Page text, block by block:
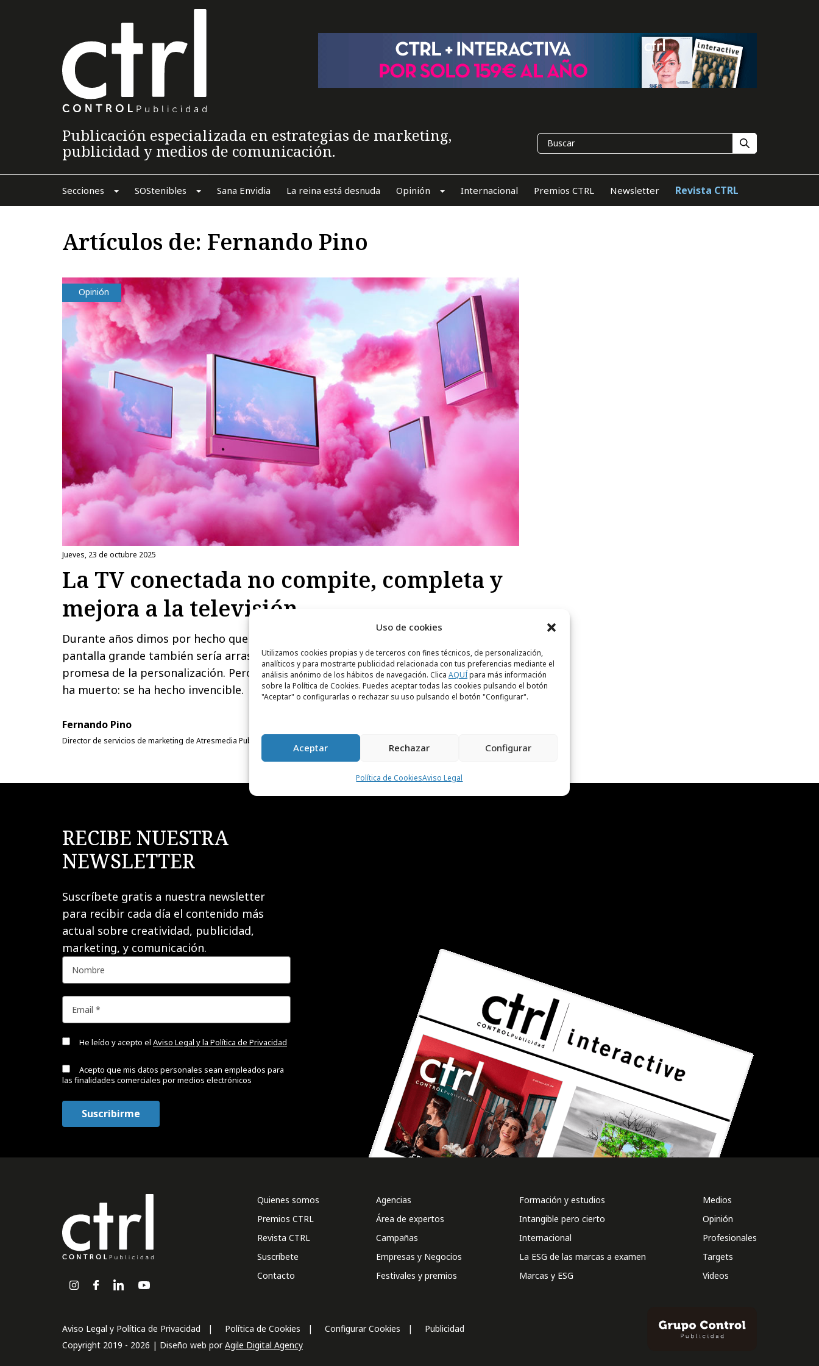
Uso de cookies
Utilizamos cookies propias y de terceros con fines técnicos, de personalización,
analíticos y para mostrarte publicidad relacionada con tus preferencias mediante el
análisis anónimo de los hábitos de navegación. Clica AQUÍpara más información
sobre la Política de Cookies. Puedes aceptar todas las cookies pulsando el botón
"Aceptar" o configurarlas o rechazar su uso pulsando el botón "Configurar".
Aceptar Rechazar Configurar
Política de CookiesAviso Legal
Publicación especializada en estrategias de marketing,
publicidad y medios de comunicación.
Secciones SOStenibles Sana Envidia La reina está desnuda Opinión Internacional Premios CTRL Newsletter Revista CTRL
Artículos de: Fernando Pino
Opinión
jueves, 23 de octubre 2025
La TV conectada no compite, completa y
mejora a la televisión
Durante años dimos por hecho que Internet venía a destronar a la televisión. Que la
pantalla grande también sería arrasada por los algoritmos, la fragmentación y la
promesa de la personalización. Pero la paradoja es que, al conectarla, la televisión no
ha muerto: se ha hecho invencible.
Fernando Pino
Director de servicios de marketing de Atresmedia Publicidad
RECIBE NUESTRA
NEWSLETTER
Suscríbete gratis a nuestra newsletter
para recibir cada día el contenido más
actual sobre creatividad, publicidad,
marketing, y comunicación.
He leído y acepto el Aviso Legal y la Política de Privacidad
Acepto que mis datos personales sean empleados para
las finalidades comerciales por medios electrónicos
Quienes somos
Premios CTRL
Revista CTRL
Suscríbete
Contacto
Agencias
Área de expertos
Campañas
Empresas y Negocios
Festivales y premios
Formación y estudios
Intangible pero cierto
Internacional
La ESG de las marcas a examen
Marcas y ESG
Medios
Opinión
Profesionales
Targets
Videos
Aviso Legal y Política de Privacidad Política de Cookies Configurar Cookies
Publicidad
Copyright 2019 - 2026 | Diseño web porAgile Digital Agency